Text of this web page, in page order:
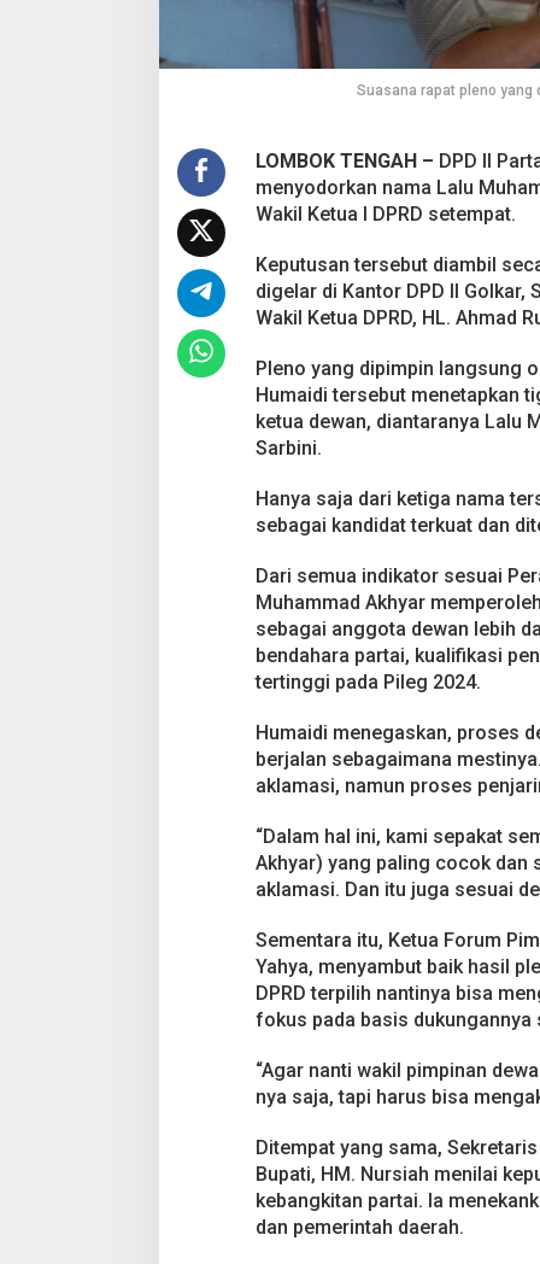
a
i
l
K
u
a
D
D
L
o
k
T
n
g
a
h
Suasana rapat pleno yang
LOMBOK TENGAH – DPD II
menyodorkan nama Lalu
Wakil Ketua I DPRD setempat.
Keputusan tersebut diambil
digelar di Kantor DPD II
Wakil Ketua DPRD, HL. Ahmad
Pleno yang dipimpin langsung
Humaidi tersebut menetapkan
ketua dewan, diantaranya Lalu
Sarbini.
Hanya saja dari ketiga nama
sebagai kandidat terkuat dan
Dari semua indikator sesuai
Muhammad Akhyar
sebagai anggota dewan lebih
bendahara partai, kualifikasi
tertinggi pada Pileg 2024.
Humaidi menegaskan, proses
berjalan sebagaimana
aklamasi, namun proses
“Dalam hal ini, kami sepakat
Akhyar) yang paling cocok dan
aklamasi. Dan itu juga sesuai
Sementara itu, Ketua Forum
Yahya, menyambut baik hasil
DPRD terpilih nantinya bisa
fokus pada basis dukungannya
“Agar nanti wakil pimpinan
nya saja, tapi harus bisa
Ditempat yang sama,
Bupati, HM. Nursiah menilai
kebangkitan partai. Ia
dan pemerintah daerah.